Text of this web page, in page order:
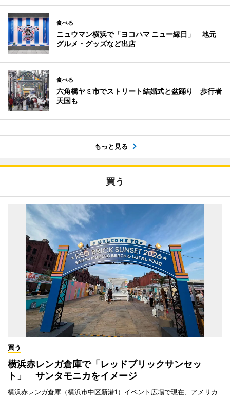
食べる
ニュウマン横浜で「ヨコハマ ニュー縁日」 地元
グルメ・グッズなど出店
食べる
六角橋ヤミ市でストリート結婚式と盆踊り 歩行者
天国も
もっと見る
買う
買う
横浜赤レンガ倉庫で「レッドブリックサンセッ
ト」 サンタモニカをイメージ
横浜赤レンガ倉庫（横浜市中区新港1）イベント広場で現在、アメリカ